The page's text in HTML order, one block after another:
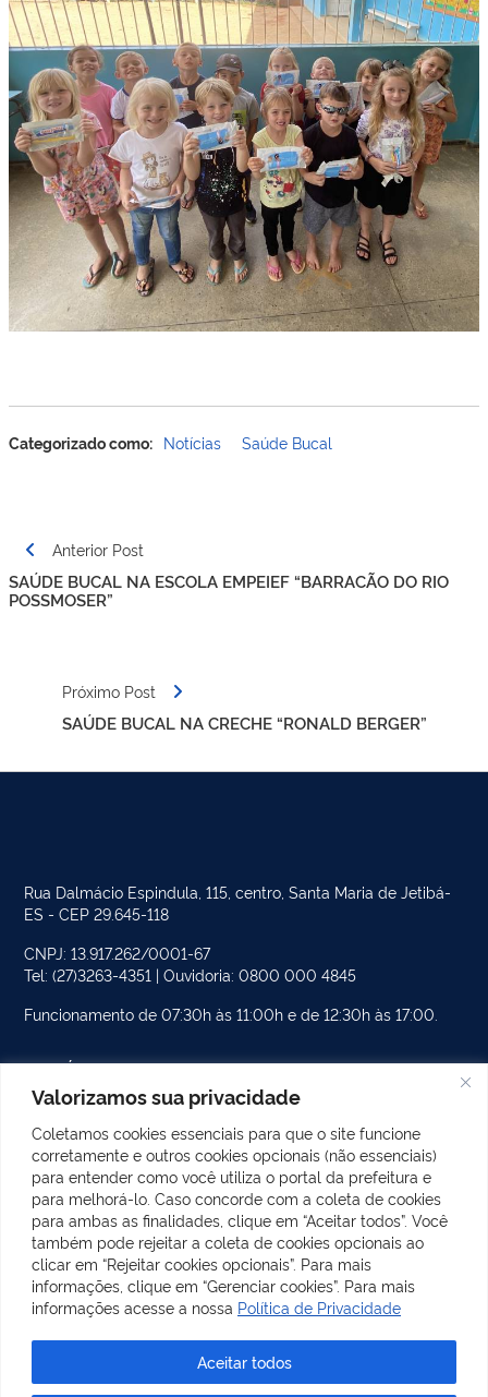
Valorizamos sua privacidade
Coletamos cookies essenciais para que o site funcione
corretamente e outros cookies opcionais (não essenciais)
para entender como você utiliza o portal da prefeitura e
para melhorá-lo. Caso concorde com a coleta de cookies
para ambas as finalidades, clique em “Aceitar todos”. Você
também pode rejeitar a coleta de cookies opcionais ao
clicar em “Rejeitar cookies opcionais”. Para mais
informações, clique em “Gerenciar cookies”. Para mais
informações acesse a nossa Política de Privacidade
Aceitar todos
Categorizado como: Notícias Saúde Bucal
Navegação
de
Post
Anterior Post
SAÚDE BUCAL NA ESCOLA EMPEIEF “BARRACÃO DO RIO
POSSMOSER”
Próximo Post
SAÚDE BUCAL NA CRECHE “RONALD BERGER”
Rua Dalmácio Espindula, 115, centro, Santa Maria de Jetibá-
ES - CEP 29.645-118
CNPJ: 13.917.262/0001-67
Tel: (27)3263-4351 | Ouvidoria: 0800 000 4845
Funcionamento de 07:30h às 11:00h e de 12:30h às 17:00.
PÁGINAS DO SITE
POSTS RECENTES
REDES SOCIAIS
Facebook
Instagram